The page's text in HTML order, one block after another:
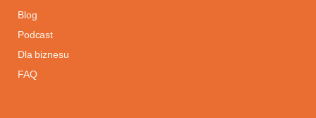
Blog
Podcast
Dla biznesu
FAQ